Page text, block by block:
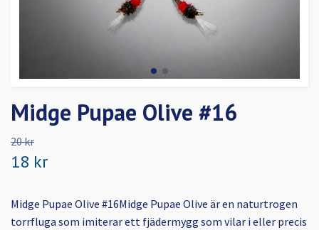
Midge Pupae Olive #16
20 kr
18 kr
Midge Pupae Olive #16Midge Pupae Olive är en naturtrogen
torrfluga som imiterar ett fjädermygg som vilar i eller precis